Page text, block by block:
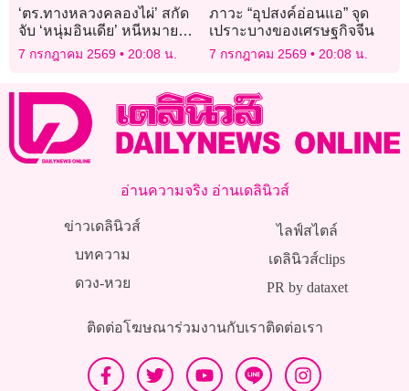
‘ตร.ทางหลวงคลองไผ่’ สกัด
จับ ‘หนุ่มอินเดีย’ หนีหมายจับ
คดีร่วมแก๊งค้าสัตว์ป่าข้าม
7 กรกฎาคม 2569 20:08 น.
ภาวะ “อุปสงค์อ่อนแอ” จุด
เปราะบางของเศรษฐกิจจีน
7 กรกฎาคม 2569 20:08 น.
อ่านความจริง อ่านเดลินิวส์
ข่าวเดลินิวส์
บทความ
ดวง-หวย
ไลฟ์สไตล์
เดลินิวส์clips
PR by dataxet
ติดต่อโฆษณาร่วมงานกับเราติดต่อเรา